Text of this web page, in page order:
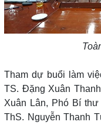
Tham dự buổi làm
TS. Đặng Xuân
Xuân Lân, Phó Bí
ThS. Nguyễn Thanh